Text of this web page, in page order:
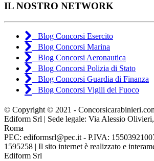
IL NOSTRO NETWORK
Blog Concorsi Esercito
Blog Concorsi Marina
Blog Concorsi Aeronautica
Blog Concorsi Polizia di Stato
Blog Concorsi Guardia di Finanza
Blog Concorsi Vigili del Fuoco
© Copyright © 2021 -
Ediform Srl | Sede legale: Via Alessio
Roma
PEC: ediformsrl@pec.it - P.IVA:
1595258 | Il sito internet è realizzato e
Ediform Srl